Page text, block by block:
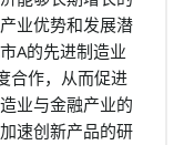
业优势和发展潜
A的先进制造业
合作，从而促进
业与金融产业的
速创新产品的研